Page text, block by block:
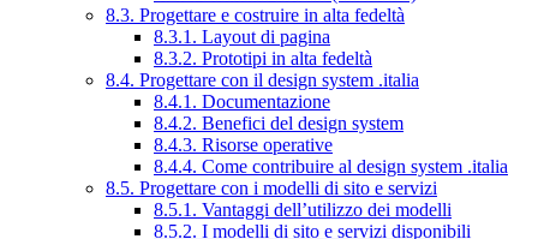
8.3. Progettare e costruire in alta fedeltà
8.3.1. Layout di pagina
8.3.2. Prototipi in alta fedeltà
8.4. Progettare con il design system .italia
8.4.1. Documentazione
8.4.2. Benefici del design system
8.4.3. Risorse operative
8.4.4. Come contribuire al design system .italia
8.5. Progettare con i modelli di sito e servizi
8.5.1. Vantaggi dell’utilizzo dei modelli
8.5.2. I modelli di sito e servizi disponibili